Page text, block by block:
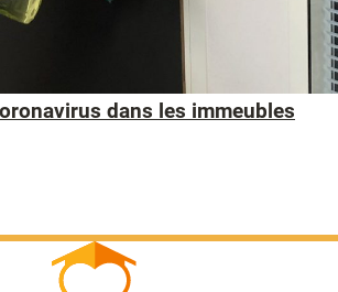
dans les immeubles